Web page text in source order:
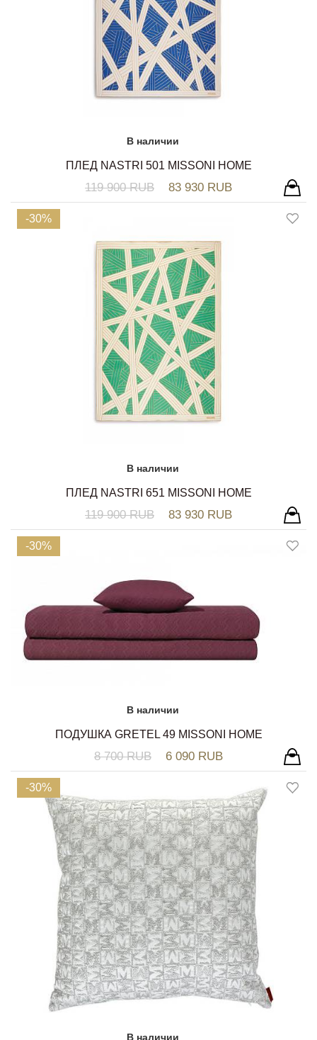
В наличии
ПЛЕД NASTRI 501 MISSONI HOME
119 900 RUB 83 930 RUB
-30%
В наличии
ПЛЕД NASTRI 651 MISSONI HOME
119 900 RUB 83 930 RUB
-30%
В наличии
ПОДУШКА GRETEL 49 MISSONI HOME
8 700 RUB 6 090 RUB
-30%
В наличии